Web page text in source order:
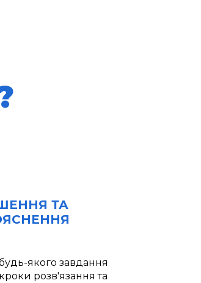
ТА
якого завдання
розв'язання та